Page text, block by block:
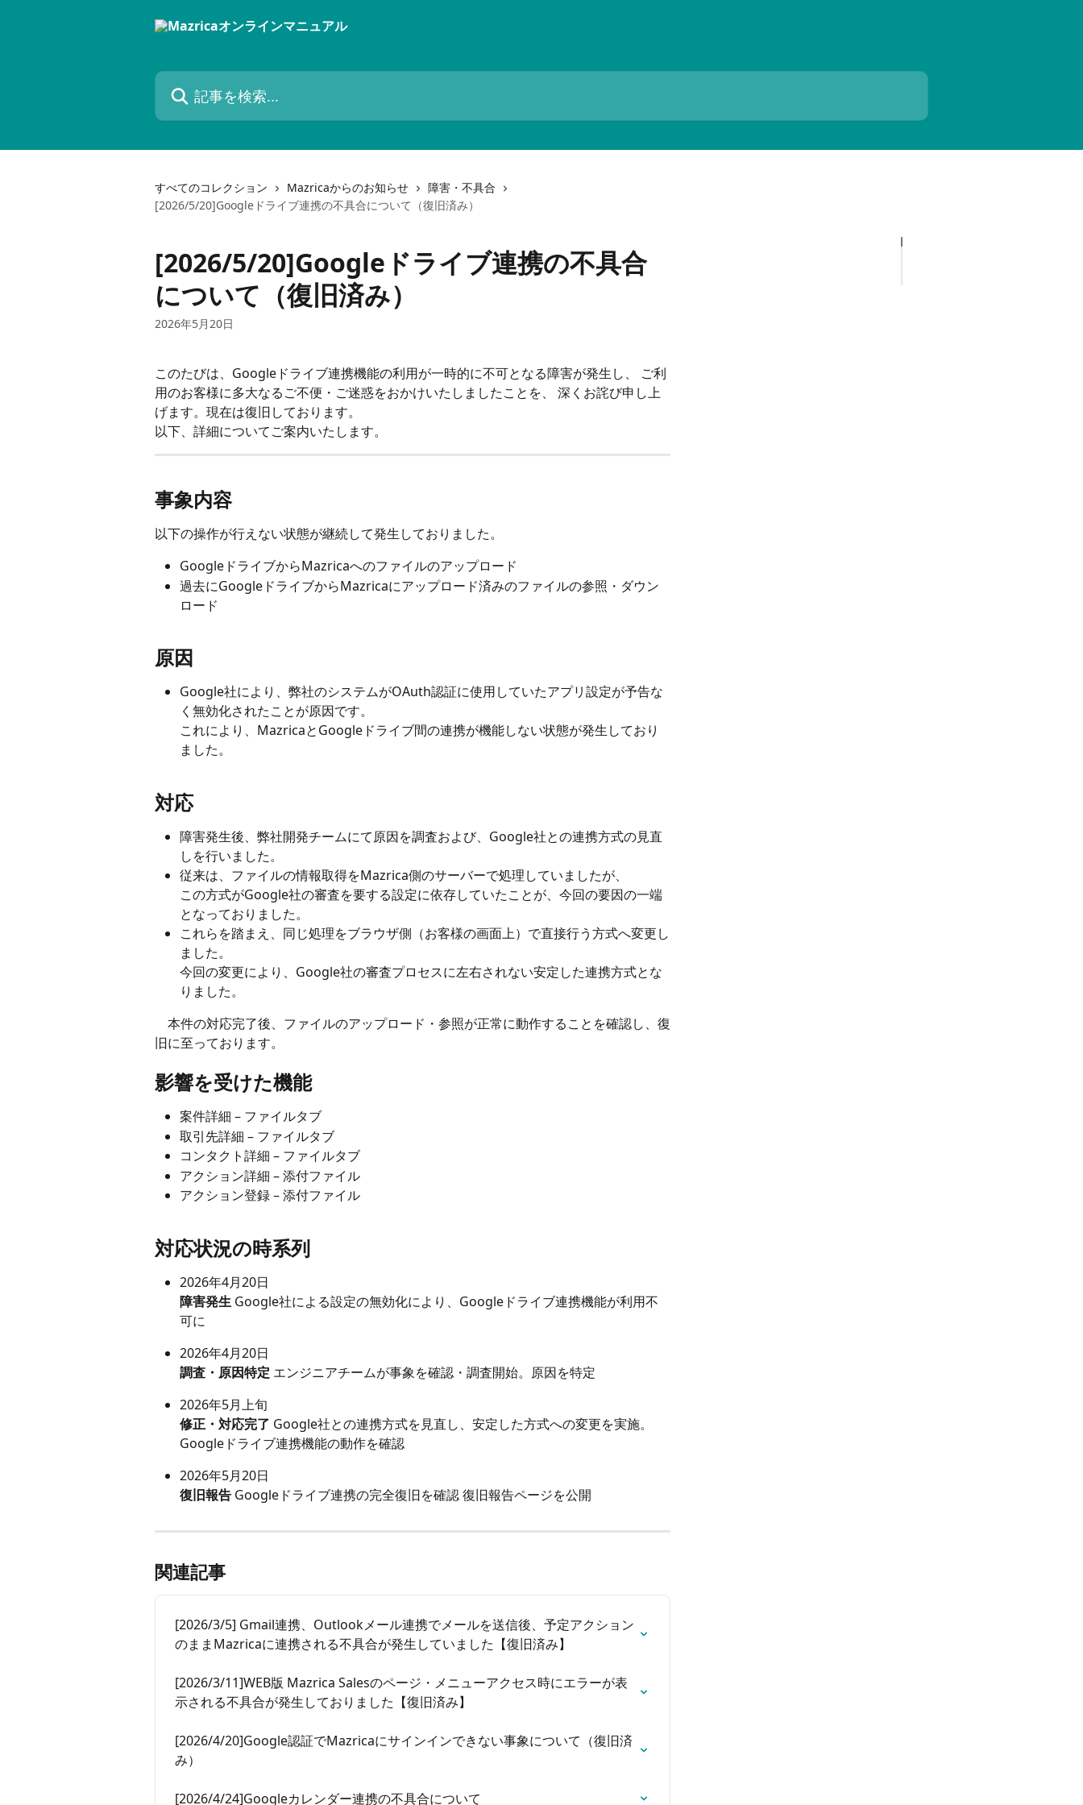
記事を検索...
すべてのコレクション Mazricaからのお知らせ
障害・不具合
[2026/5/20]Googleドライブ連携の不具合について（復旧済み）
[2026/5/20]Googleドライブ連携の不具合
について（復旧済み）
2026年5月20日
このたびは、Googleドライブ連携機能の利用が一時的に不可となる障害が発生し、 ご利
用のお客様に多大なるご不便・ご迷惑をおかけいたしましたことを、 深くお詫び申し上
げます。現在は復旧しております。
以下、詳細についてご案内いたします。
事象内容
以下の操作が行えない状態が継続して発生しておりました。
GoogleドライブからMazricaへのファイルのアップロード
過去にGoogleドライブからMazricaにアップロード済みのファイルの参照・ダウン
ロード
原因
Google社により、弊社のシステムがOAuth認証に使用していたアプリ設定が予告な
く無効化されたことが原因です。
これにより、MazricaとGoogleドライブ間の連携が機能しない状態が発生しており
ました。
対応
障害発生後、弊社開発チームにて原因を調査および、Google社との連携方式の見直
しを行いました。
従来は、ファイルの情報取得をMazrica側のサーバーで処理していましたが、
この方式がGoogle社の審査を要する設定に依存していたことが、今回の要因の一端
となっておりました。
これらを踏まえ、同じ処理をブラウザ側（お客様の画面上）で直接行う方式へ変更し
ました。
今回の変更により、Google社の審査プロセスに左右されない安定した連携方式とな
りました。
本件の対応完了後、ファイルのアップロード・参照が正常に動作することを確認し、復
旧に至っております。
影響を受けた機能
案件詳細 – ファイルタブ
取引先詳細 – ファイルタブ
コンタクト詳細 – ファイルタブ
アクション詳細 – 添付ファイル
アクション登録 – 添付ファイル
対応状況の時系列
2026年4月20日
障害発生 Google社による設定の無効化により、Googleドライブ連携機能が利用不
可に
2026年4月20日
調査・原因特定 エンジニアチームが事象を確認・調査開始。原因を特定
2026年5月上旬
修正・対応完了 Google社との連携方式を見直し、安定した方式への変更を実施。
Googleドライブ連携機能の動作を確認
2026年5月20日
復旧報告 Googleドライブ連携の完全復旧を確認 復旧報告ページを公開
関連記事
[2026/3/5] Gmail連携、Outlookメール連携でメールを送信後、予定アクション
のままMazricaに連携される不具合が発生していました【復旧済み】
[2026/3/11]WEB版 Mazrica Salesのページ・メニューアクセス時にエラーが表
示される不具合が発生しておりました【復旧済み】
[2026/4/20]Google認証でMazricaにサインインできない事象について（復旧済
み）
[2026/4/24]Googleカレンダー連携の不具合について